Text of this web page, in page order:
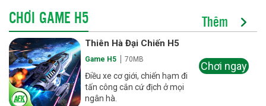
CHƠI GAME H5 Thêm
Thiên Hà Đại Chiến H5
Game H5 70MB
Điều xe cơ giới, chiến hạm đi
tấn công cắn cứ địch ở mọi
ngân hà.
Chơi ngay